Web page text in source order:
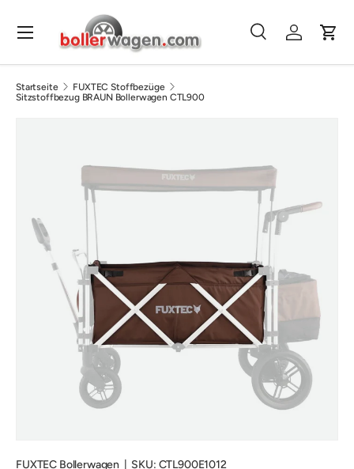
Direkt zum Inhalt
Suchen
SucheEinloggen
Menü
Startseite
FUXTEC Stoffbezüge
Sitzstoffbezug BRAUN Bollerwagen CTL900
FUXTEC Bollerwagen SKU: CTL900E1012